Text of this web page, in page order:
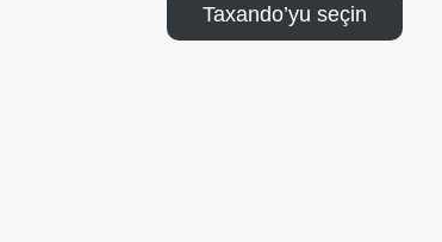
Taxando’yu seçin